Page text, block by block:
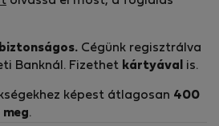
Cégünk regisztrálva
Banknál. Fizethet kártyával is.
képest átlagosan 400
.